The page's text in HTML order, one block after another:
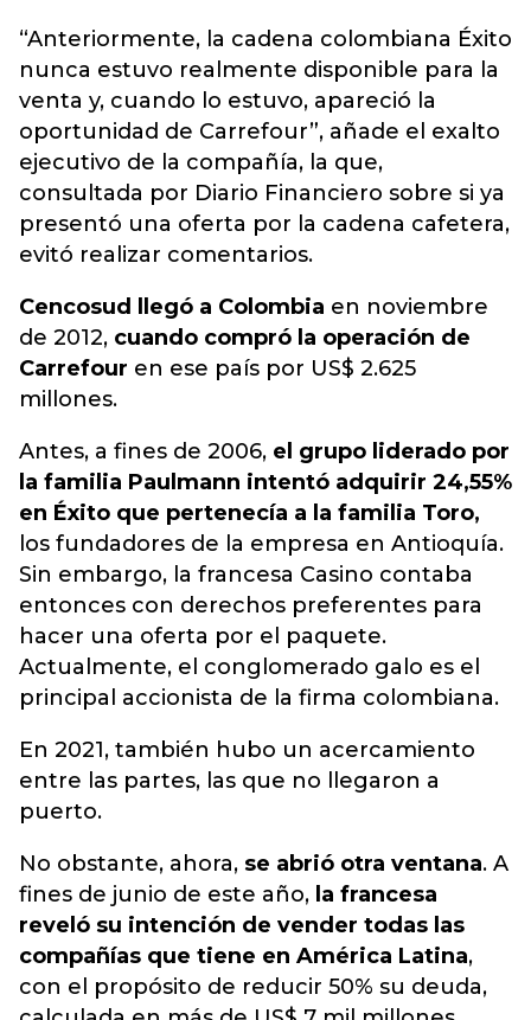
“Anteriormente, la cadena colombiana Éxito
nunca estuvo realmente disponible para la
venta y, cuando lo estuvo, apareció la
oportunidad de Carrefour”, añade el exalto
ejecutivo de la compañía, la que,
consultada por Diario Financiero sobre si ya
presentó una oferta por la cadena cafetera,
evitó realizar comentarios.
Cencosud llegó a Colombia en noviembre
de 2012, cuando compró la operación de
Carrefour en ese país por US$ 2.625
millones.
Antes, a fines de 2006, el grupo liderado por
la familia Paulmann intentó adquirir 24,55%
en Éxito que pertenecía a la familia Toro,
los fundadores de la empresa en Antioquía.
Sin embargo, la francesa Casino contaba
entonces con derechos preferentes para
hacer una oferta por el paquete.
Actualmente, el conglomerado galo es el
principal accionista de la firma colombiana.
En 2021, también hubo un acercamiento
entre las partes, las que no llegaron a
puerto.
No obstante, ahora, se abrió otra ventana. A
fines de junio de este año, la francesa
reveló su intención de vender todas las
compañías que tiene en América Latina,
con el propósito de reducir 50% su deuda,